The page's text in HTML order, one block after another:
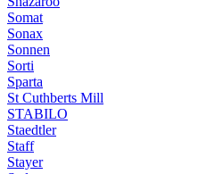
Somat
Sonax
Sonnen
Sorti
Sparta
St Cuthberts Mill
STABILO
Staedtler
Staff
Stayer